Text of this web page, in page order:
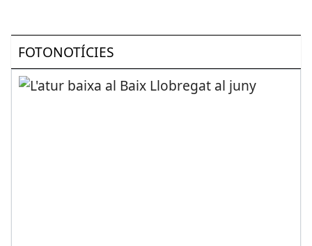
FOTONOTÍCIES